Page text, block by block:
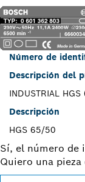
Número de
Descripción del
INDUSTRIAL
Descripción
HGS 65/50
Sí, el número de
Quiero una